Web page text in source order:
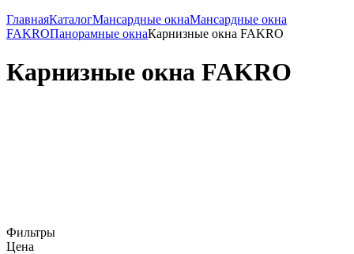
ГлавнаяКаталогМансардные окнаМансардные окна
FAKROПанорамные окнаКарнизные окна FAKRO
Карнизные окна FAKRO
Фильтры
Цена